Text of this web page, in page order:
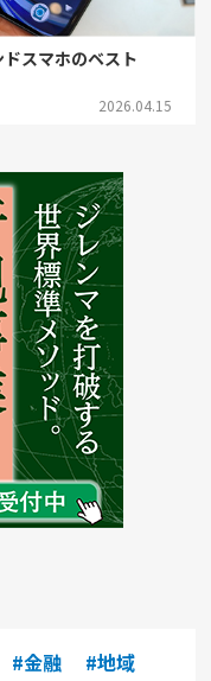
ドスマホのベスト
2026.04.15
#金融 #地域